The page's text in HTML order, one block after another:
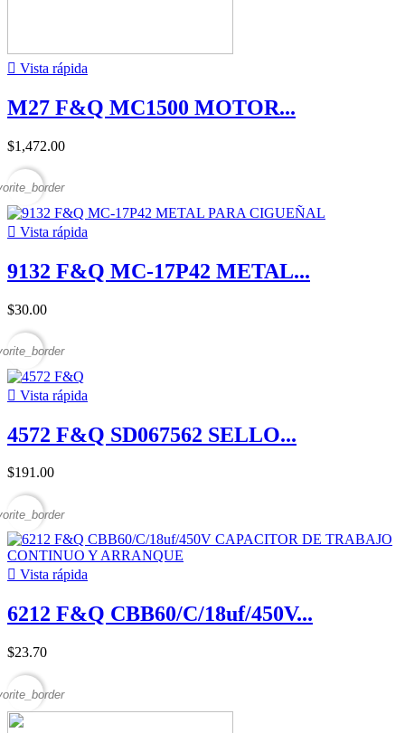
 Vista rápida
M27 F&Q MC1500 MOTOR...
$1,472.00
 Vista rápida
9132 F&Q MC-17P42 METAL...
$30.00
 Vista rápida
4572 F&Q SD067562 SELLO...
$191.00
 Vista rápida
6212 F&Q CBB60/C/18uf/450V...
$23.70